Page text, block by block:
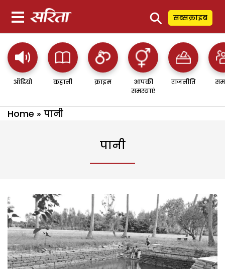
⚲ सब्सक्राइब
ऑडियो कहानी क्राइम
आपकी
समस्याएं
राजनीति
Home » पानी
पानी